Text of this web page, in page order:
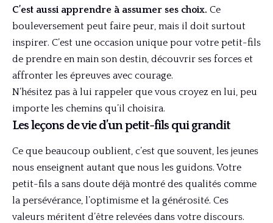
C’est aussi apprendre à assumer ses choix. Ce
bouleversement peut faire peur, mais il doit surtout
inspirer. C’est une occasion unique pour votre petit-fils
de prendre en main son destin, découvrir ses forces et
affronter les épreuves avec courage.
N’hésitez pas à lui rappeler que vous croyez en lui, peu
importe les chemins qu’il choisira.
Les leçons de vie d’un petit-fils qui grandit
Ce que beaucoup oublient, c’est que souvent, les jeunes
nous enseignent autant que nous les guidons. Votre
petit-fils a sans doute déjà montré des qualités comme
la persévérance, l’optimisme et la générosité. Ces
valeurs méritent d’être relevées dans votre discours.